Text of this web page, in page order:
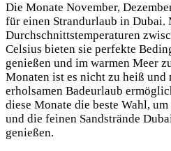
Die Monate November,
für einen Strandurlaub in Dubai.
Durchschnittstemperaturen
Celsius bieten sie perfekte
genießen und im warmen Meer
Monaten ist es nicht zu heiß und
erholsamen Badeurlaub
diese Monate die beste Wahl,
und die feinen Sandstrände
genießen.